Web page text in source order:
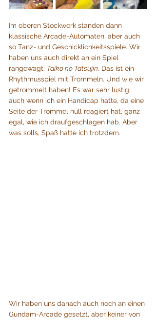
Im oberen Stockwerk standen dann
klassische Arcade-Automaten, aber auch
so Tanz- und Geschicklichkeitsspiele. Wir
haben uns auch direkt an ein Spiel
rangewagt: Taiko no Tatsujin. Das ist ein
Rhythmusspiel mit Trommeln. Und wie wir
getrommelt haben! Es war sehr lustig,
auch wenn ich ein Handicap hatte, da eine
Seite der Trommel null reagiert hat, ganz
egal, wie ich draufgeschlagen hab. Aber
was solls, Spaß hatte ich trotzdem.
Wir haben uns danach auch noch an einen
Gundam-Arcade gesetzt, aber keiner von